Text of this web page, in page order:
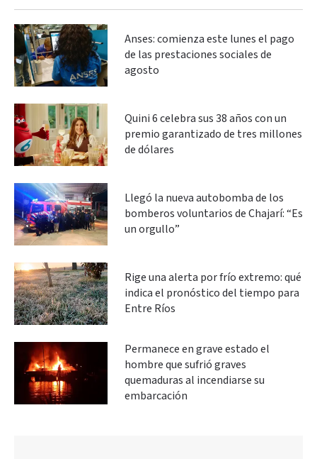
Anses: comienza este lunes el pago
de las prestaciones sociales de
agosto
Quini 6 celebra sus 38 años con un
premio garantizado de tres millones
de dólares
Llegó la nueva autobomba de los
bomberos voluntarios de Chajarí: “Es
un orgullo”
Rige una alerta por frío extremo: qué
indica el pronóstico del tiempo para
Entre Ríos
Permanece en grave estado el
hombre que sufrió graves
quemaduras al incendiarse su
embarcación